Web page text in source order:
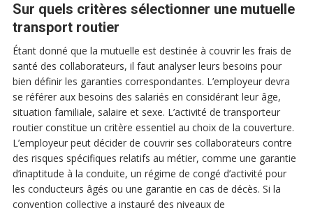
Sur quels critères sélectionner une mutuelle
transport routier
Étant donné que la mutuelle est destinée à couvrir les frais de
santé des collaborateurs, il faut analyser leurs besoins pour
bien définir les garanties correspondantes. L’employeur devra
se référer aux besoins des salariés en considérant leur âge,
situation familiale, salaire et sexe. L’activité de transporteur
routier constitue un critère essentiel au choix de la couverture.
L’employeur peut décider de couvrir ses collaborateurs contre
des risques spécifiques relatifs au métier, comme une garantie
d’inaptitude à la conduite, un régime de congé d’activité pour
les conducteurs âgés ou une garantie en cas de décès. Si la
convention collective a instauré des niveaux de